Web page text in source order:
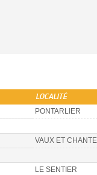
LOCALITÉ
PONTARLIER
VAUX ET
LE SENTIER